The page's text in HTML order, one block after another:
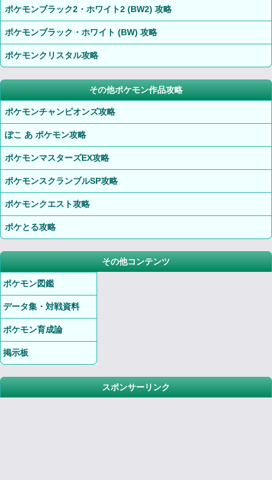
ポケモンブラック2・ホワイト2 (BW2) 攻略
ポケモンブラック・ホワイト (BW) 攻略
ポケモンクリスタル攻略
その他ポケモン作品攻略
ポケモンチャンピオンズ攻略
ぽこ あ ポケモン攻略
ポケモンマスターズEX攻略
ポケモンスクランブルSP攻略
ポケモンクエスト攻略
ポケとる攻略
その他コンテンツ
ポケモン図鑑
データ集・対戦資料
ポケモン育成論
掲示板
スポンサーリンク